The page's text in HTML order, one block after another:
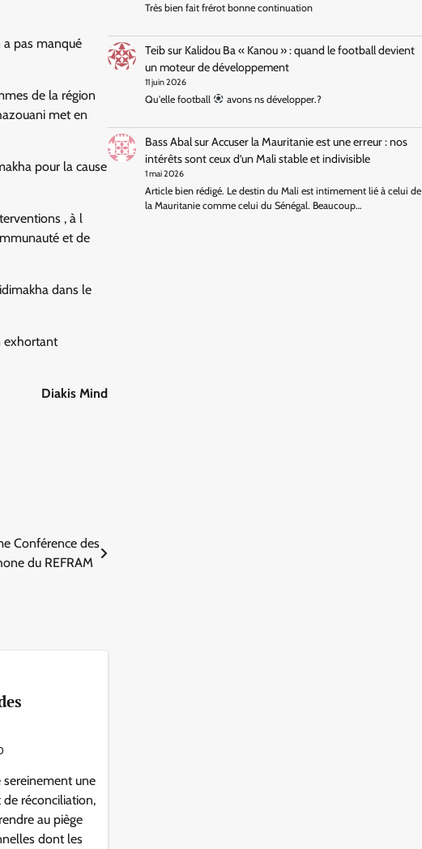
a pas manqué
de la région
met en
pour la cause
, à l
et de
dans le
exhortant
Diakis Mind
Conférence des
du REFRAM
une
de réconciliation,
au piège
dont les
Très bien fait frérot bonne continuation
Teibsur Kalidou Ba « Kanou » : quand le football devient
un moteur de développement
11 juin 2026
Qu'elle football avons ns développer.?
Bass AbalsurAccuser la Mauritanie est une erreur : nos
intérêts sont ceux d’un Mali stable et indivisible
1 mai 2026
Article bien rédigé. Le destin du Mali est intimement lié à celui de
la Mauritanie comme celui du Sénégal. Beaucoup…